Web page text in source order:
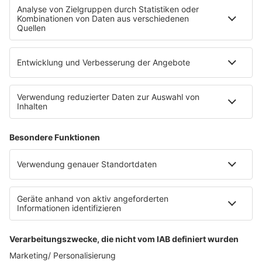
Fahrradparkhaus
Die Uniklinik Tübingen hat ein neues Fahrradparkhaus
eröffnet. Direkt an der Medizinischen Klinik bietet es
E-Bikes über eine Photovoltaikanlage auf dem …
Impressum
Datenschutzerklärung